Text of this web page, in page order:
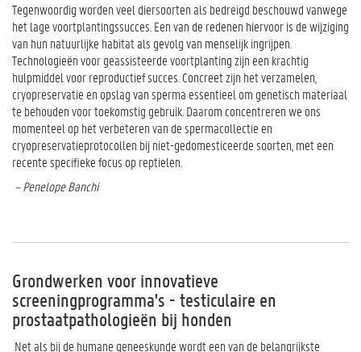
Tegenwoordig worden veel diersoorten als bedreigd beschouwd vanwege
het lage voortplantingssucces. Een van de redenen hiervoor is de wijziging
van hun natuurlijke habitat als gevolg van menselijk ingrijpen.
Technologieën voor geassisteerde voortplanting zijn een krachtig
hulpmiddel voor reproductief succes. Concreet zijn het verzamelen,
cryopreservatie en opslag van sperma essentieel om genetisch materiaal
te behouden voor toekomstig gebruik. Daarom concentreren we ons
momenteel op het verbeteren van de spermacollectie en
cryopreservatieprotocollen bij niet-gedomesticeerde soorten, met een
recente specifieke focus op reptielen.
– Penelope Banchi
Grondwerken voor innovatieve
screeningprogramma's - testiculaire en
prostaatpathologieën bij honden
Net als bij de humane geneeskunde wordt een van de belangrijkste